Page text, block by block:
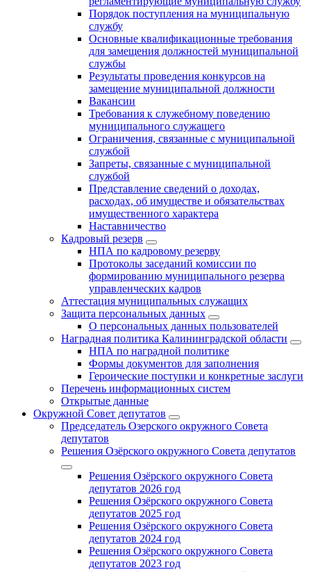
Порядок поступления на муниципальную
службу
Основные квалификационные требования
для замещения должностей муниципальной
службы
Результаты проведения конкурсов на
замещение муниципальной должности
Вакансии
Требования к служебному поведению
муниципального служащего
Ограничения, связанные с муниципальной
службой
Запреты, связанные с муниципальной
службой
Представление сведений о доходах,
расходах, об имуществе и обязательствах
имущественного характера
Наставничество
Кадровый резерв
НПА по кадровому резерву
Протоколы заседаний комиссии по
формированию муниципального резерва
управленческих кадров
Аттестация муниципальных служащих
Защита персональных данных
О персональных данных пользователей
Наградная политика Калининградской области
НПА по наградной политике
Формы документов для заполнения
Героические поступки и конкретные заслуги
Перечень информационных систем
Открытые данные
Окружной Совет депутатов
Председатель Озерского окружного Совета
депутатов
Решения Озёрского окружного Совета депутатов
Решения Озёрского окружного Совета
депутатов 2026 год
Решения Озёрского окружного Совета
депутатов 2025 год
Решения Озёрского окружного Совета
депутатов 2024 год
Решения Озёрского окружного Совета
депутатов 2023 год